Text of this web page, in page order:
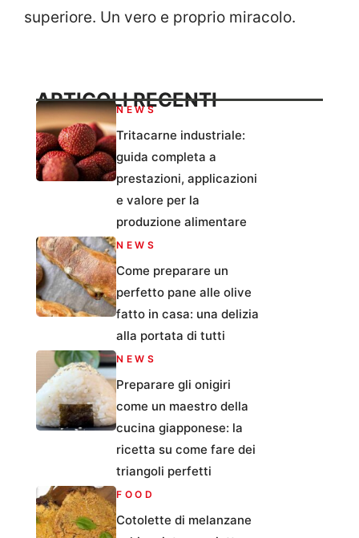
superiore. Un vero e proprio miracolo.
ARTICOLI RECENTI
NEWS
Tritacarne industriale:
guida completa a
prestazioni, applicazioni
e valore per la
produzione alimentare
NEWS
Come preparare un
perfetto pane alle olive
fatto in casa: una delizia
alla portata di tutti
NEWS
Preparare gli onigiri
come un maestro della
cucina giapponese: la
ricetta su come fare dei
triangoli perfetti
FOOD
Cotolette di melanzane